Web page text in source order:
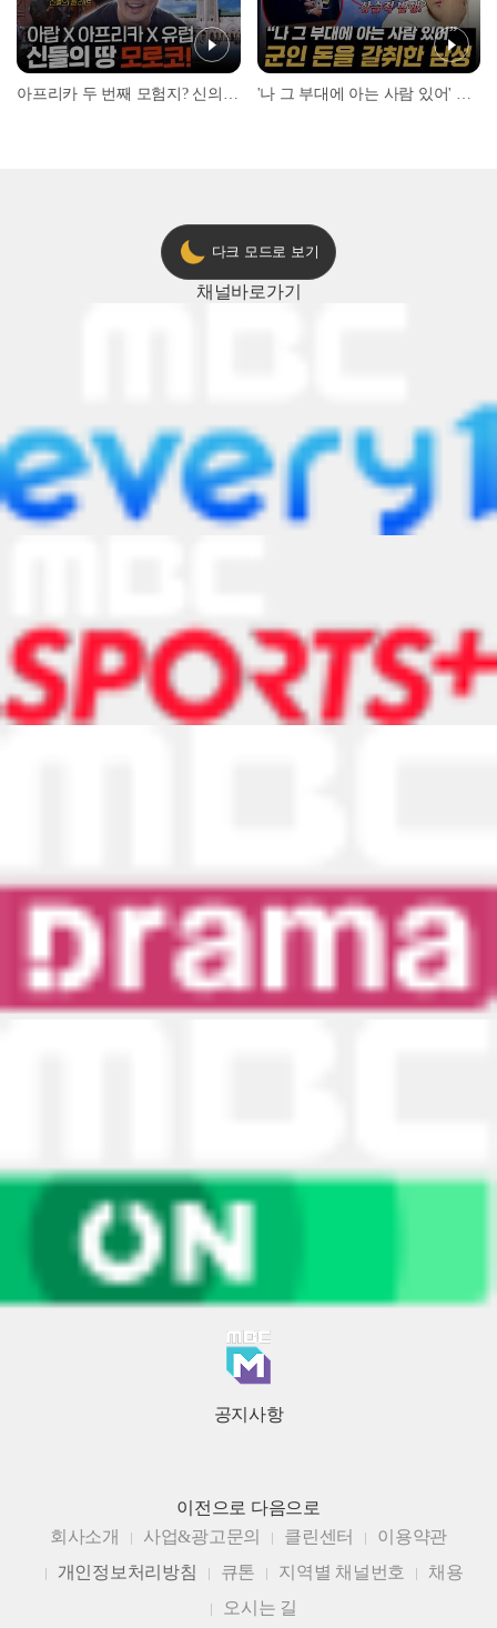
다크 모드로 보기
채널바로가기
공지사항
이전으로 다음으로
회사소개
사업&광고문의 클린센터
이용약관
개인정보처리방침
큐톤 지역별 채널번호
채용
오시는 길